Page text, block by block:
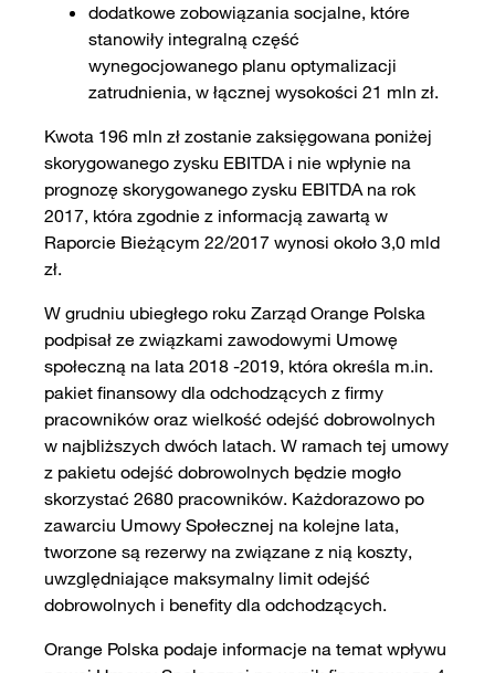
dodatkowe zobowiązania socjalne, które
stanowiły integralną część
wynegocjowanego planu optymalizacji
zatrudnienia, w łącznej wysokości 21 mln zł.
Kwota 196 mln zł zostanie zaksięgowana poniżej
skorygowanego zysku EBITDA i nie wpłynie na
prognozę skorygowanego zysku EBITDA na rok
2017, która zgodnie z informacją zawartą w
Raporcie Bieżącym 22/2017 wynosi około 3,0 mld
zł.
W grudniu ubiegłego roku Zarząd Orange Polska
podpisał ze związkami zawodowymi Umowę
społeczną na lata 2018 -2019, która określa m.in.
pakiet finansowy dla odchodzących z firmy
pracowników oraz wielkość odejść dobrowolnych
w najbliższych dwóch latach. W ramach tej umowy
z pakietu odejść dobrowolnych będzie mogło
skorzystać 2680 pracowników. Każdorazowo po
zawarciu Umowy Społecznej na kolejne lata,
tworzone są rezerwy na związane z nią koszty,
uwzględniające maksymalny limit odejść
dobrowolnych i benefity dla odchodzących.
Orange Polska podaje informacje na temat wpływu